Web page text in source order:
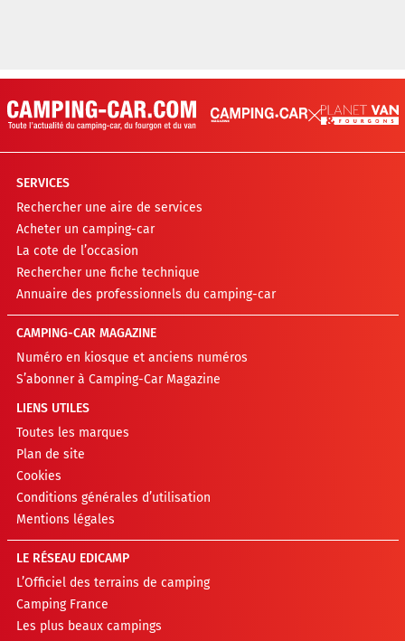
SERVICES
Rechercher une aire de services
Acheter un camping-car
La cote de l’occasion
Rechercher une fiche technique
Annuaire des professionnels du camping-car
CAMPING-CAR MAGAZINE
Numéro en kiosque et anciens numéros
S’abonner à Camping-Car Magazine
LIENS UTILES
Toutes les marques
Plan de site
Cookies
Conditions générales d’utilisation
Mentions légales
LE RÉSEAU EDICAMP
L’Officiel des terrains de camping
Camping France
Les plus beaux campings